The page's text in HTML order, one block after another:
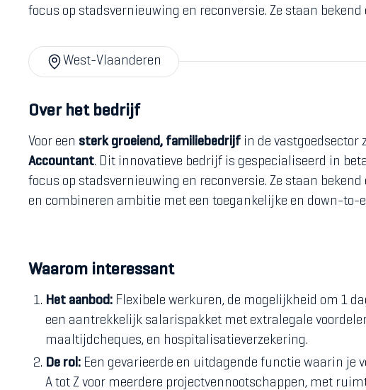
focus op stadsvernieuwing en reconversie. Ze staan
West-Vlaanderen
Over het bedrijf
Voor een sterk groeiend, familiebedrijf in de vastgoedsector
Accountant. Dit innovatieve bedrijf is gespecialiseerd in
focus op stadsvernieuwing en reconversie. Ze staan bekend
en combineren ambitie met een toegankelijke en down-to-
Waarom interessant
Het aanbod: Flexibele werkuren, de mogelijkheid om 1
een aantrekkelijk salarispakket met extralegale
maaltijdcheques, en hospitalisatieverzekering.
De rol: Een gevarieerde en uitdagende functie waarin je
A tot Z voor meerdere projectvennootschappen, met